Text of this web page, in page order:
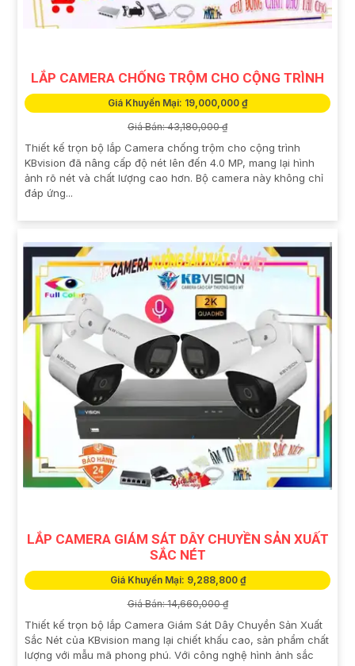
LẮP CAMERA CHỐNG TRỘM CHO CỘNG TRÌNH
Giá Khuyến Mại: 19,000,000 ₫
Giá Bán: 43,180,000 ₫
Thiết kế trọn bộ lắp Camera chống trộm cho cộng trình
KBvision đã nâng cấp độ nét lên đến 4.0 MP, mang lại hình
ảnh rõ nét và chất lượng cao hơn. Bộ camera này không chỉ
đáp ứng...
LẮP CAMERA GIÁM SÁT DÂY CHUYỀN SẢN XUẤT
SẮC NÉT
Giá Khuyến Mại: 9,288,800 ₫
Giá Bán: 14,660,000 ₫
Thiết kế trọn bộ lắp Camera Giám Sát Dây Chuyền Sản Xuất
Sắc Nét của KBvision mang lại chiết khấu cao, sản phẩm chất
lượng với mẫu mã phong phú. Với công nghệ hình ảnh sắc